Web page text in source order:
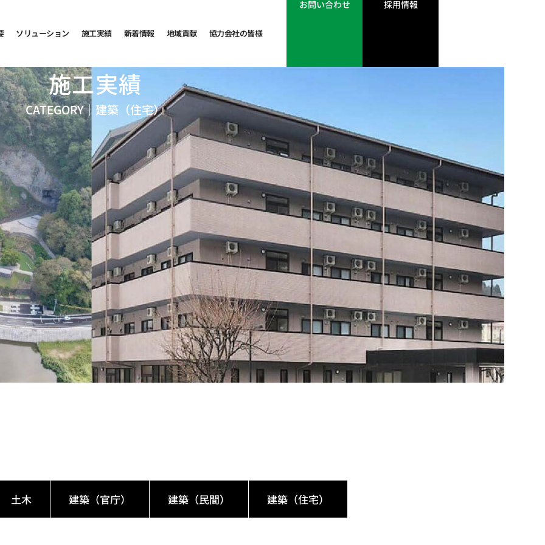
ソリューション 施工実績 新着情報 地域貢献 協力会社の皆様
お問い合わせ 採用情報
施工実績
CATEGORY｜ 建築（住宅）
土木 建築（官庁） 建築（民間） 建築（住宅）